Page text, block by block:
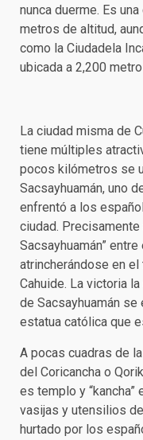
nunca duerme. Es
metros de altitud,
como la Ciudadela
ubicada a 2,200
La ciudad misma de
tiene múltiples
pocos kilómetros se
Sacsayhuamán, uno
enfrentó a los
ciudad.
Sacsayhuamán”
atrincherándose en
Cahuide. La victoria
de Sacsayhuamán se
estatua católica que
A pocas cuadras de
del Coricancha o
es templo y “kancha”
vasijas y utensilios
hurtado por los